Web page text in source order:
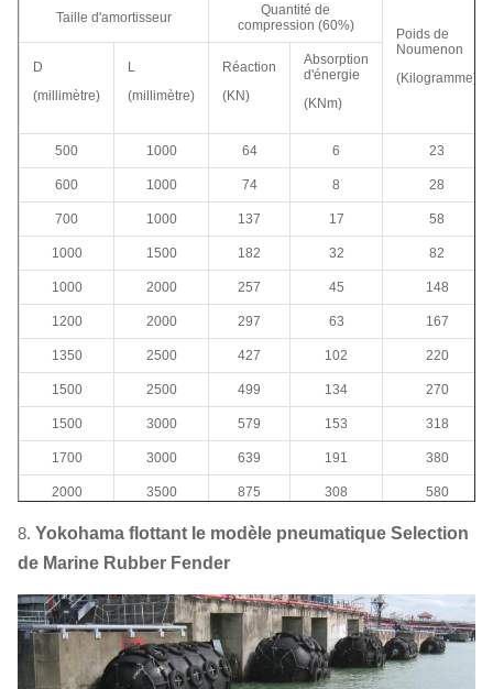
Taille d'amortisseur
Quantité de
compression (60%)
Poids de
Noumenon
(Kilogramme)
D
(millimètre)
L
(millimètre)
Réaction
(KN)
Absorption
d'énergie
(KNm)
500 1000 64 6 23
600 1000 74 8 28
700 1000 137 17 58
1000 1500 182 32 82
1000 2000 257 45 148
1200 2000 297 63 167
1350 2500 427 102 220
1500 2500 499 134 270
1500 3000 579 153 318
1700 3000 639 191 380
2000 3500 875 308 580
2000 4000 1000 352 680
2500 4000
2500 5500 2019 1131 1268
3000 5000 2422 1357 1980
6000 2906 1293 2400
8. Yokohama flottant le modèle pneumatique Selection
de Marine Rubber Fender